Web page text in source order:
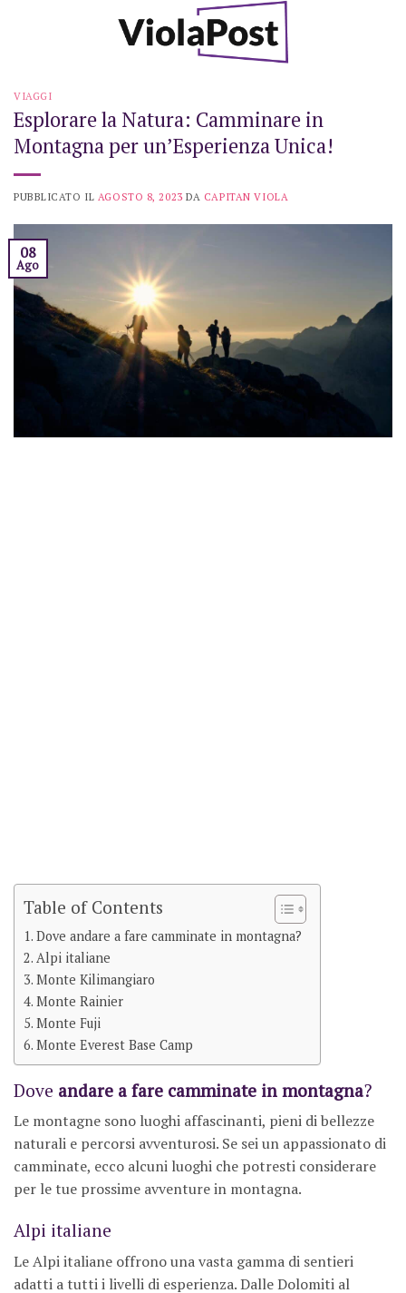
VIAGGI
Esplorare la Natura: Camminare in
Montagna per un’Esperienza Unica!
PUBBLICATO IL AGOSTO 8, 2023 DA CAPITAN VIOLA
08
Ago
Table of Contents
Dove andare a fare camminate in montagna?
Alpi italiane
Monte Kilimangiaro
Monte Rainier
Monte Fuji
Monte Everest Base Camp
Dove andare a fare camminate in montagna?
Le montagne sono luoghi affascinanti, pieni di bellezze
naturali e percorsi avventurosi. Se sei un appassionato di
camminate, ecco alcuni luoghi che potresti considerare
per le tue prossime avventure in montagna.
Alpi italiane
Le Alpi italiane offrono una vasta gamma di sentieri
adatti a tutti i livelli di esperienza. Dalle Dolomiti al